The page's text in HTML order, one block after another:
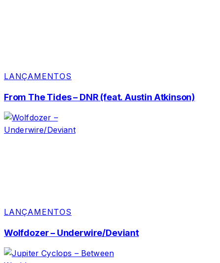
LANÇAMENTOS
From The Tides – DNR (feat. Austin Atkinson)
LANÇAMENTOS
Wolfdozer – Underwire/Deviant